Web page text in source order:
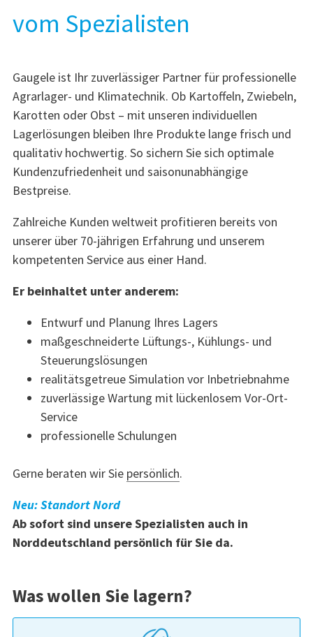
vom Spezialisten
Gaugele ist Ihr zuverlässiger Partner für professionelle
Agrarlager- und Klimatechnik. Ob Kartoffeln, Zwiebeln,
Karotten oder Obst – mit unseren individuellen
Lagerlösungen bleiben Ihre Produkte lange frisch und
qualitativ hochwertig. So sichern Sie sich optimale
Kundenzufriedenheit und saisonunabhängige
Bestpreise.
Zahlreiche Kunden weltweit profitieren bereits von
unserer über 70-jährigen Erfahrung und unserem
kompetenten Service aus einer Hand.
Er beinhaltet unter anderem:
Entwurf und Planung Ihres Lagers
maßgeschneiderte Lüftungs-, Kühlungs- und
Steuerungslösungen
realitätsgetreue Simulation vor Inbetriebnahme
zuverlässige Wartung mit lückenlosem Vor-Ort-
Service
professionelle Schulungen
Gerne beraten wir Sie persönlich.
Neu: Standort Nord
Ab sofort sind unsere Spezialisten auch in
Norddeutschland persönlich für Sie da.
Was wollen Sie lagern?